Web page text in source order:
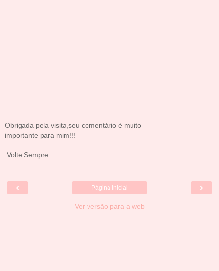
Obrigada pela visita,seu comentário é muito
importante para mim!!!
.Volte Sempre.
‹ ›
Página inicial
Ver versão para a web